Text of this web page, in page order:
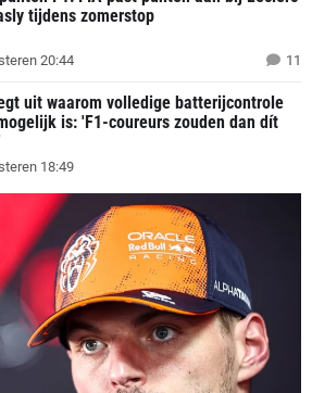
tijdens zomerstop
20:44 11
uit waarom volledige batterijcontrole
is: 'F1-coureurs zouden dan dít
18:49